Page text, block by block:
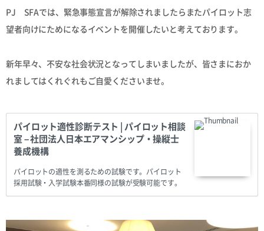
PJ SFAでは、緊急事態宣言が解除されましたらまたパイロット志
望者向けにためになるイベントを開催したいと考えております。
新年早々、不安な社会状況となってしまいましたが、皆さまにおか
れましてはくれぐれもご自愛くださいませ。
パイロット適性診断テスト | パイロット相談
室 – 社団法人日本エアマンシップ・操縦士
養成機構
パイロットの適性を測るための試験です。パイロット
採用試験・入学試験本番同様の試験が受験可能です。